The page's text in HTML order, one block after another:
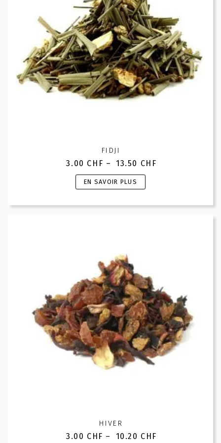
choisies
sur
la
page
du
produit
FIDJI
3.00 CHF – 13.50 CHF
Plage
de
prix :
à
EN SAVOIR PLUS
Ce
produit
choisies
sur
la
page
du
produit
HIVER
3.00 CHF – 10.20 CHF
Plage